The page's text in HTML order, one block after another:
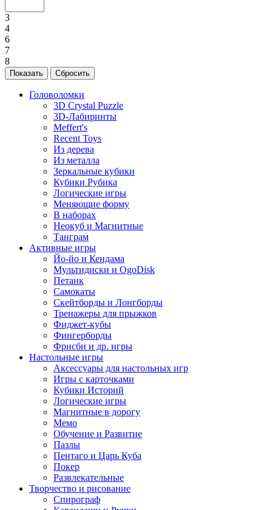
3
4
6
7
8
Головоломки
3D Crystal Puzzle
3D-Лабиринты
Meffert's
Recent Toys
Из дерева
Из металла
Зеркальные кубики
Кубики Рубика
Логические игры
Меняющие форму
В наборах
Неокуб и Магнитные
Танграм
Активные игры
Йо-йо и Кендама
Мультидиски и OgoDisk
Петанк
Самокаты
Скейтборды и Лонгборды
Тренажеры для прыжков
Фиджет-кубы
Фингерборды
Фрисби и др. игры
Настольные игры
Аксессуары для настольных игр
Игры с карточками
Кубики Историй
Логические игры
Магнитные в дорогу
Мемо
Обучение и Развитие
Пазлы
Пентаго и Царь Куба
Покер
Развлекательные
Творчество и рисование
Спирограф